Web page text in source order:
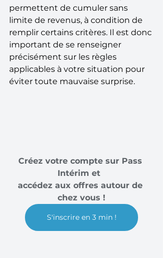
permettent de cumuler sans
limite de revenus, à condition de
remplir certains critères. Il est donc
important de se renseigner
précisément sur les règles
applicables à votre situation pour
éviter toute mauvaise surprise.
Créez votre compte sur Pass
Intérim et
accédez aux offres autour de
chez vous !
S'inscrire en 3 min !